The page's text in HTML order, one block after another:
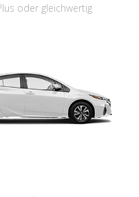
oder gleichwertig